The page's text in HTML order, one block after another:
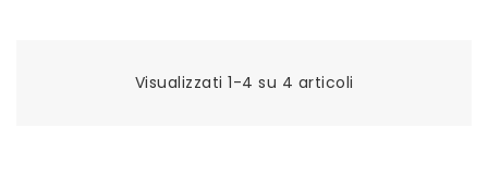
Visualizzati 1-4 su 4 articoli